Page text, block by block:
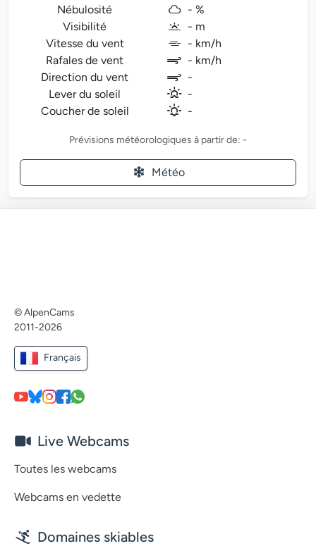
Nébulosité
- %
Visibilité
- m
Vitesse du vent
- km/h
Rafales de vent
- km/h
Direction du vent
-
Lever du soleil
-
Coucher de soleil
-
Prévisions météorologiques à partir de: -
Météo
© AlpenCams
2011-2026
Français
Live Webcams
Toutes les webcams
Webcams en vedette
Domaines skiables